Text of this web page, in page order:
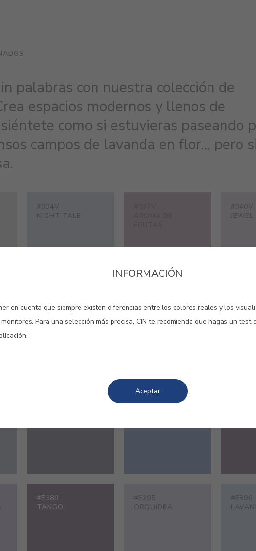
palabras con nuestra colección de
espacios modernos y llenos de
como si estuvieras paseando
campos de lavanda en flor… pero
#034V
NIGHT TALE
#040V
JEWEL
URZE
#4179
LILA EVASIÓN
#513V
LILA
#E389
TANGO
#E395
ORQUÍDEA
#E396
INFORMACIÓN
en cuenta que siempre existen diferencias entre los colores reales y los
Para una selección más precisa, CIN te recomienda que hagas un test
Aceptar